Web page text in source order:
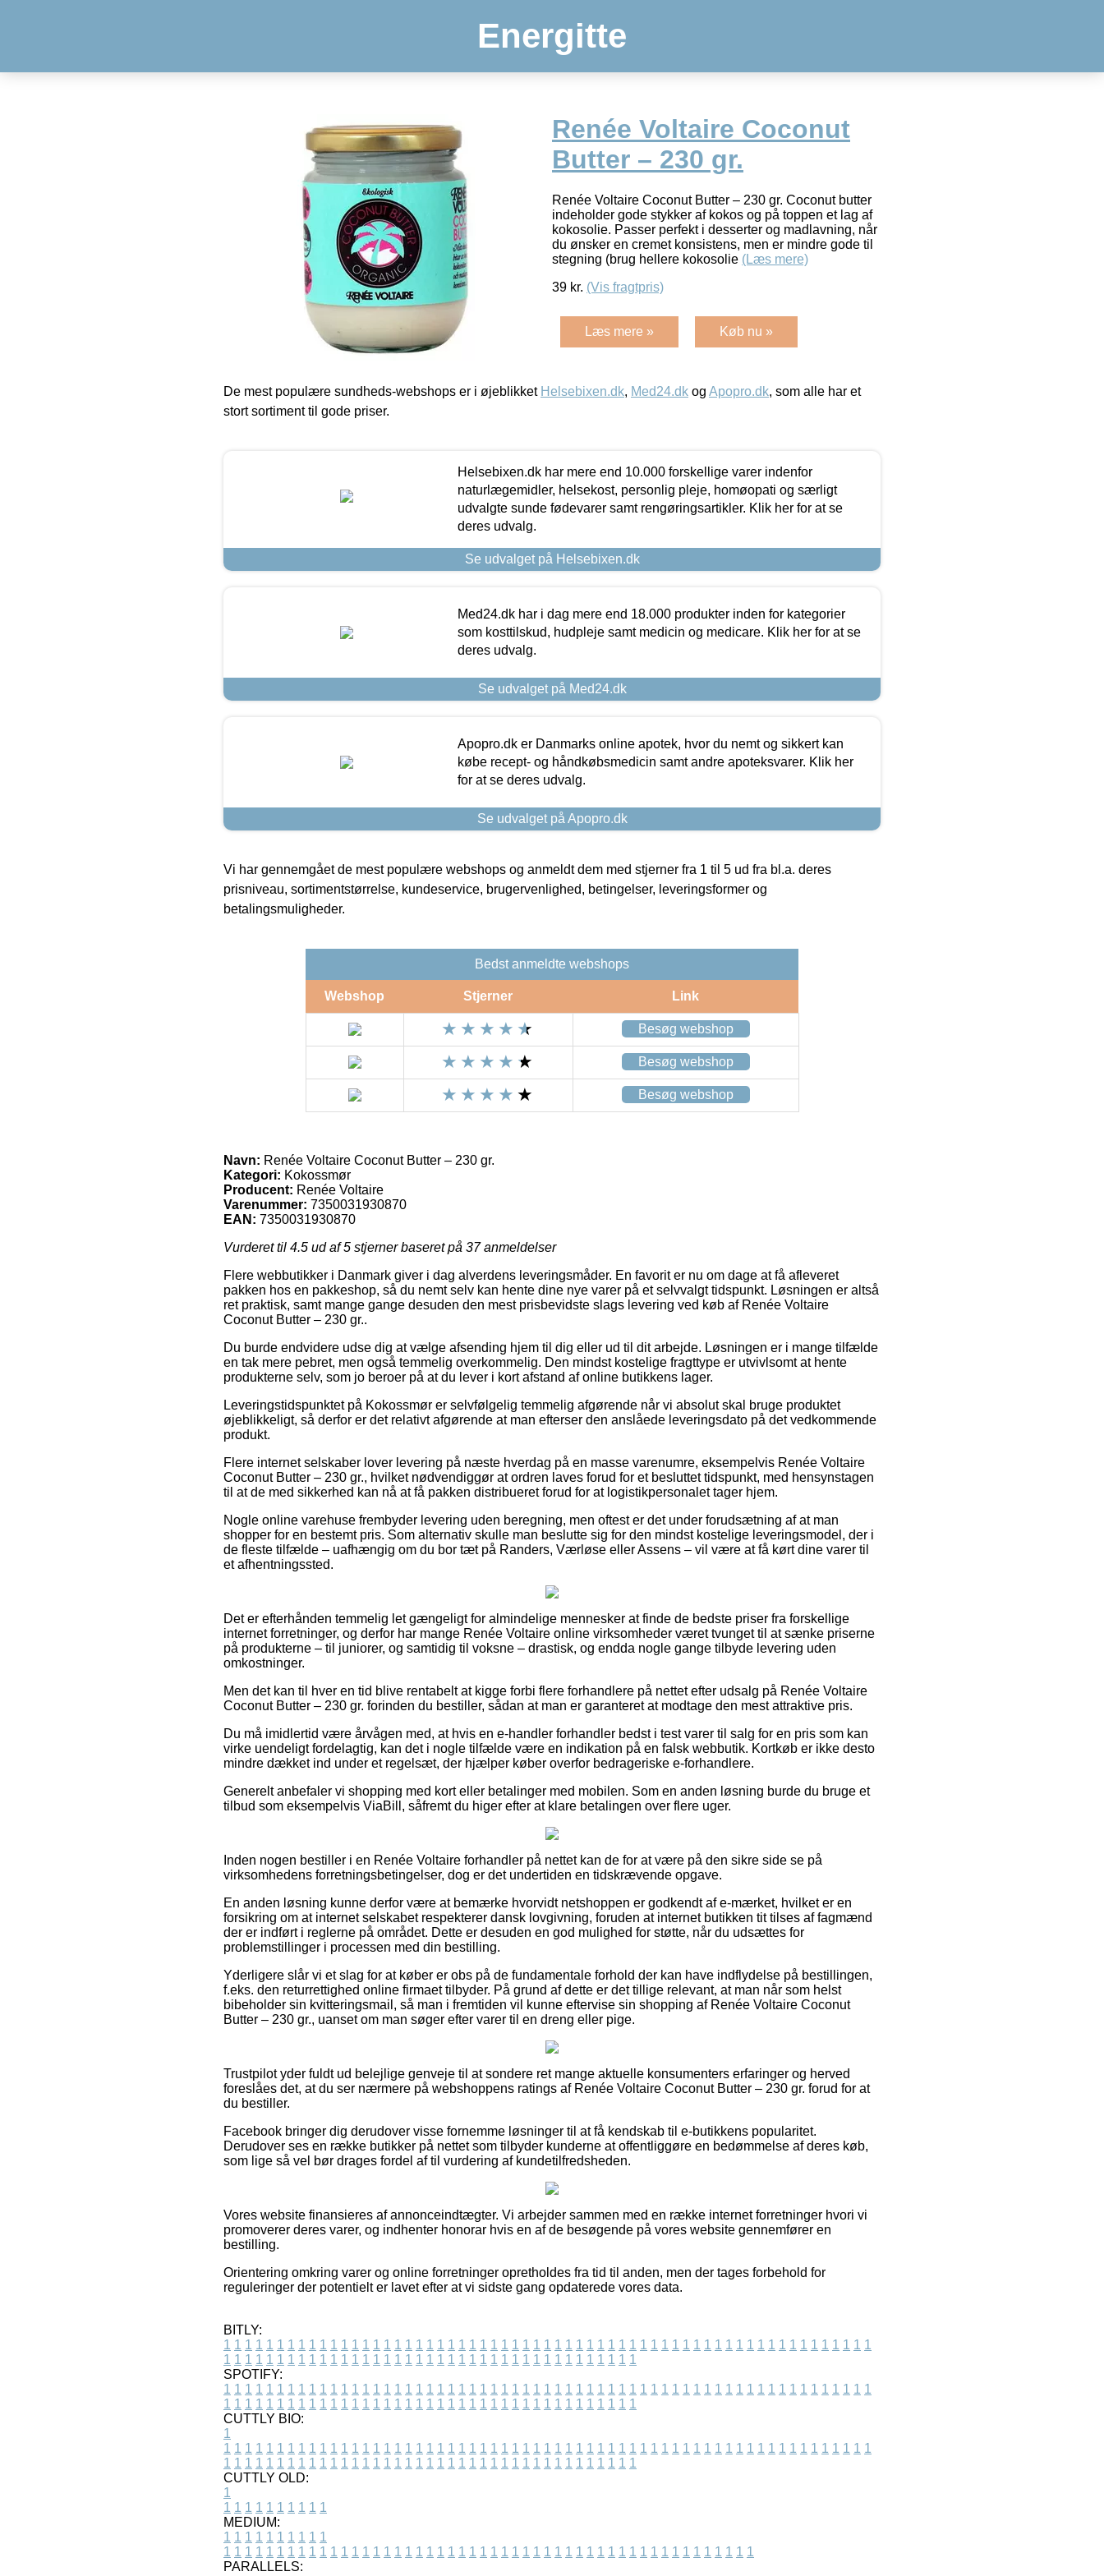
Energitte
Renée Voltaire Coconut
Butter – 230 gr.
Renée Voltaire Coconut Butter – 230 gr. Coconut butter
indeholder gode stykker af kokos og på toppen et lag af
kokosolie. Passer perfekt i desserter og madlavning, når
du ønsker en cremet konsistens, men er mindre gode til
stegning (brug hellere kokosolie (Læs mere)
39 kr. (Vis fragtpris)
Læs mere » Køb nu »
De mest populære sundheds-webshops er i øjeblikket Helsebixen.dk, Med24.dk og Apopro.dk, som alle har et
stort sortiment til gode priser.
Helsebixen.dk har mere end 10.000 forskellige varer indenfor
naturlægemidler, helsekost, personlig pleje, homøopati og særligt
udvalgte sunde fødevarer samt rengøringsartikler. Klik her for at se
deres udvalg.
Se udvalget på Helsebixen.dk
Med24.dk har i dag mere end 18.000 produkter inden for kategorier
som kosttilskud, hudpleje samt medicin og medicare. Klik her for at se
deres udvalg.
Se udvalget på Med24.dk
Apopro.dk er Danmarks online apotek, hvor du nemt og sikkert kan
købe recept- og håndkøbsmedicin samt andre apoteksvarer. Klik her
for at se deres udvalg.
Se udvalget på Apopro.dk
Vi har gennemgået de mest populære webshops og anmeldt dem med stjerner fra 1 til 5 ud fra bl.a. deres
prisniveau, sortimentstørrelse, kundeservice, brugervenlighed, betingelser, leveringsformer og
betalingsmuligheder.
Bedst anmeldte webshops
Webshop Stjerner Link
Besøg webshop
Besøg webshop
Besøg webshop
Navn: Renée Voltaire Coconut Butter – 230 gr.
Kategori: Kokossmør
Producent: Renée Voltaire
Varenummer: 7350031930870
EAN: 7350031930870
Vurderet til 4.5 ud af 5 stjerner baseret på 37anmeldelser
Flere webbutikker i Danmark giver i dag alverdens leveringsmåder. En favorit er nu om dage at få afleveret
pakken hos en pakkeshop, så du nemt selv kan hente dine nye varer på et selvvalgt tidspunkt. Løsningen er altså
ret praktisk, samt mange gange desuden den mest prisbevidste slags levering ved køb af Renée Voltaire
Coconut Butter – 230 gr..
Du burde endvidere udse dig at vælge afsending hjem til dig eller ud til dit arbejde. Løsningen er i mange tilfælde
en tak mere pebret, men også temmelig overkommelig. Den mindst kostelige fragttype er utvivlsomt at hente
produkterne selv, som jo beroer på at du lever i kort afstand af online butikkens lager.
Leveringstidspunktet på Kokossmør er selvfølgelig temmelig afgørende når vi absolut skal bruge produktet
øjeblikkeligt, så derfor er det relativt afgørende at man efterser den anslåede leveringsdato på det vedkommende
produkt.
Flere internet selskaber lover levering på næste hverdag på en masse varenumre, eksempelvis Renée Voltaire
Coconut Butter – 230 gr., hvilket nødvendiggør at ordren laves forud for et besluttet tidspunkt, med hensynstagen
til at de med sikkerhed kan nå at få pakken distribueret forud for at logistikpersonalet tager hjem.
Nogle online varehuse frembyder levering uden beregning, men oftest er det under forudsætning af at man
shopper for en bestemt pris. Som alternativ skulle man beslutte sig for den mindst kostelige leveringsmodel, der i
de fleste tilfælde – uafhængig om du bor tæt på Randers, Værløse eller Assens – vil være at få kørt dine varer til
et afhentningssted.
Det er efterhånden temmelig let gængeligt for almindelige mennesker at finde de bedste priser fra forskellige
internet forretninger, og derfor har mange Renée Voltaire online virksomheder været tvunget til at sænke priserne
på produkterne – til juniorer, og samtidig til voksne – drastisk, og endda nogle gange tilbyde levering uden
omkostninger.
Men det kan til hver en tid blive rentabelt at kigge forbi flere forhandlere på nettet efter udsalg på Renée Voltaire
Coconut Butter – 230 gr. forinden du bestiller, sådan at man er garanteret at modtage den mest attraktive pris.
Du må imidlertid være årvågen med, at hvis en e-handler forhandler bedst i test varer til salg for en pris som kan
virke uendeligt fordelagtig, kan det i nogle tilfælde være en indikation på en falsk webbutik. Kortkøb er ikke desto
mindre dækket ind under et regelsæt, der hjælper køber overfor bedrageriske e-forhandlere.
Generelt anbefaler vi shopping med kort eller betalinger med mobilen. Som en anden løsning burde du bruge et
tilbud som eksempelvis ViaBill, såfremt du higer efter at klare betalingen over flere uger.
Inden nogen bestiller i en Renée Voltaire forhandler på nettet kan de for at være på den sikre side se på
virksomhedens forretningsbetingelser, dog er det undertiden en tidskrævende opgave.
En anden løsning kunne derfor være at bemærke hvorvidt netshoppen er godkendt af e-mærket, hvilket er en
forsikring om at internet selskabet respekterer dansk lovgivning, foruden at internet butikken tit tilses af fagmænd
der er indført i reglerne på området. Dette er desuden en god mulighed for støtte, når du udsættes for
problemstillinger i processen med din bestilling.
Yderligere slår vi et slag for at køber er obs på de fundamentale forhold der kan have indflydelse på bestillingen,
f.eks. den returrettighed online firmaet tilbyder. På grund af dette er det tillige relevant, at man når som helst
bibeholder sin kvitteringsmail, så man i fremtiden vil kunne eftervise sin shopping af Renée Voltaire Coconut
Butter – 230 gr., uanset om man søger efter varer til en dreng eller pige.
Trustpilot yder fuldt ud belejlige genveje til at sondere ret mange aktuelle konsumenters erfaringer og herved
foreslåes det, at du ser nærmere på webshoppens ratings af Renée Voltaire Coconut Butter – 230 gr. forud for at
du bestiller.
Facebook bringer dig derudover visse fornemme løsninger til at få kendskab til e-butikkens popularitet.
Derudover ses en række butikker på nettet som tilbyder kunderne at offentliggøre en bedømmelse af deres køb,
som lige så vel bør drages fordel af til vurdering af kundetilfredsheden.
Vores website finansieres af annonceindtægter. Vi arbejder sammen med en række internet forretninger hvori vi
promoverer deres varer, og indhenter honorar hvis en af de besøgende på vores website gennemfører en
bestilling.
Orientering omkring varer og online forretninger opretholdes fra tid til anden, men der tages forbehold for
reguleringer der potentielt er lavet efter at vi sidste gang opdaterede vores data.
BITLY:
1 1 1 1 1 1 1 1 1 1 1 1 1 1 1 1 1 1 1 1 1 1 1 1 1 1 1 1 1 1 1 1 1 1 1 1 1 1 1 1 1 1 1 1 1 1 1 1 1 1 1 1 1 1 1 1 1 1 1 1 1
1 1 1 1 1 1 1 1 1 1 1 1 1 1 1 1 1 1 1 1 1 1 1 1 1 1 1 1 1 1 1 1 1 1 1 1 1 1 1
SPOTIFY:
1 1 1 1 1 1 1 1 1 1 1 1 1 1 1 1 1 1 1 1 1 1 1 1 1 1 1 1 1 1 1 1 1 1 1 1 1 1 1 1 1 1 1 1 1 1 1 1 1 1 1 1 1 1 1 1 1 1 1 1 1
1 1 1 1 1 1 1 1 1 1 1 1 1 1 1 1 1 1 1 1 1 1 1 1 1 1 1 1 1 1 1 1 1 1 1 1 1 1 1
CUTTLY BIO:
1
1 1 1 1 1 1 1 1 1 1 1 1 1 1 1 1 1 1 1 1 1 1 1 1 1 1 1 1 1 1 1 1 1 1 1 1 1 1 1 1 1 1 1 1 1 1 1 1 1 1 1 1 1 1 1 1 1 1 1 1 1
1 1 1 1 1 1 1 1 1 1 1 1 1 1 1 1 1 1 1 1 1 1 1 1 1 1 1 1 1 1 1 1 1 1 1 1 1 1 1
CUTTLY OLD:
1
1 1 1 1 1 1 1 1 1 1
MEDIUM:
1 1 1 1 1 1 1 1 1 1
1 1 1 1 1 1 1 1 1 1 1 1 1 1 1 1 1 1 1 1 1 1 1 1 1 1 1 1 1 1 1 1 1 1 1 1 1 1 1 1 1 1 1 1 1 1 1 1 1 1
PARALLELS: